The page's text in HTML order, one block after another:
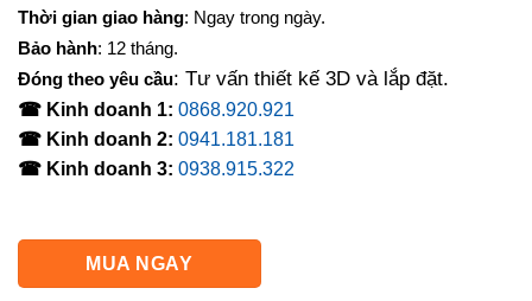
Thời gian giao hàng: Ngay trong ngày.
Bảo hành: 12 tháng.
Đóng theo yêu cầu: Tư vấn thiết kế 3D và lắp đặt.
☎ Kinh doanh 1: 0868.920.921
☎ Kinh doanh 2: 0941.181.181
☎ Kinh doanh 3: 0938.915.322
MUA NGAY